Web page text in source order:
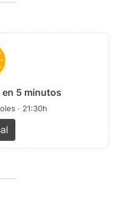
en 5 minutos
· 21:30h